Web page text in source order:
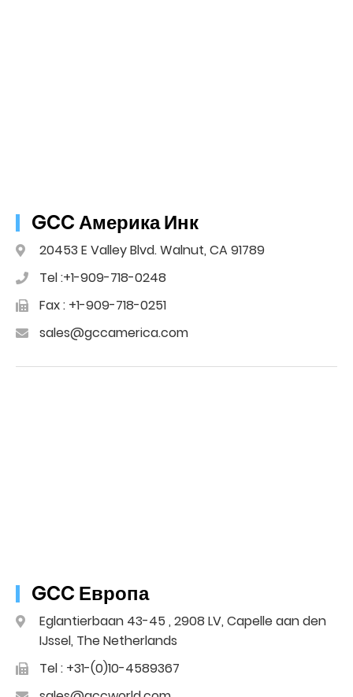
GCC Америка Инк
20453 E Valley Blvd. Walnut, CA 91789
Tel :+1-909-718-0248
Fax : +1-909-718-0251
sales@gccamerica.com
GCC Европа
Eglantierbaan 43-45 , 2908 LV, Capelle aan den
IJssel, The Netherlands
Tel : +31-(0)10-4589367